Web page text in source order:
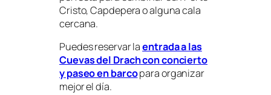
Cristo, Capdepera o alguna cala
cercana.
Puedes reservar laentrada a las
Cuevas del Drach con concierto
y paseo en barcopara organizar
mejor el día.